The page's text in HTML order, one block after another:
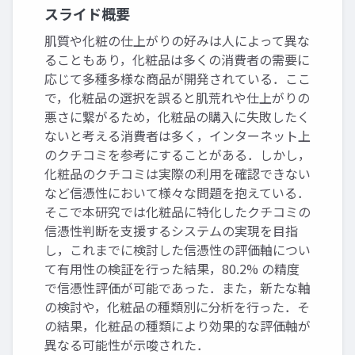
スライド概要
肌質や化粧の仕上がりの好みは人によって異な
ることもあり，化粧品は多くの消費者の需要に
応じて多種多様な商品が開発されている．ここ
で，化粧品の選択を誤ると肌荒れや仕上がりの
悪さに繋がるため，化粧品の購入に失敗したく
ないと考える消費者は多く，インターネット上
のクチコミを参考にすることがある．しかし，
化粧品のクチコミは実際の利用を確認できない
など信憑性において様々な問題を抱えている．
そこで本研究では化粧品に特化したクチコミの
信憑性判断を支援するシステムの実現を目指
し，これまでに検討した信憑性の評価軸につい
て有用性の検証を行った結果，80.2% の精度
で信憑性評価が可能であった．また，新たな軸
の検討や，化粧品の種類別に分析を行った．そ
の結果，化粧品の種類により効果的な評価軸が
異なる可能性が示唆された．